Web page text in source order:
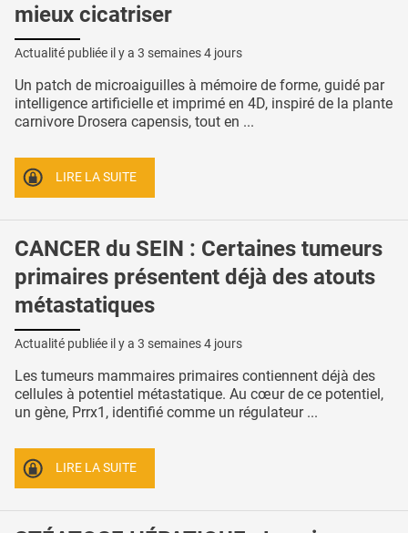
mieux cicatriser
Actualité publiée il y a 3 semaines 4 jours
Un patch de microaiguilles à mémoire de forme, guidé par
intelligence artificielle et imprimé en 4D, inspiré de la plante
carnivore Drosera capensis, tout en ...
LIRE LA SUITE
CANCER du SEIN : Certaines tumeurs
primaires présentent déjà des atouts
métastatiques
Actualité publiée il y a 3 semaines 4 jours
Les tumeurs mammaires primaires contiennent déjà des
cellules à potentiel métastatique. Au cœur de ce potentiel,
un gène, Prrx1, identifié comme un régulateur ...
LIRE LA SUITE